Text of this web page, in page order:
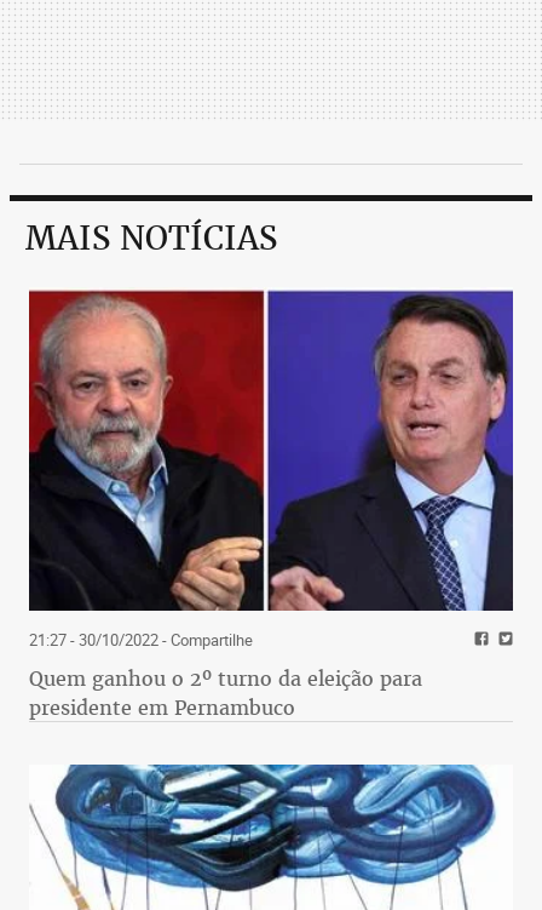
MAIS NOTÍCIAS
21:27 - 30/10/2022- Compartilhe
Quem ganhou o 2º turno da eleição para
presidente em Pernambuco